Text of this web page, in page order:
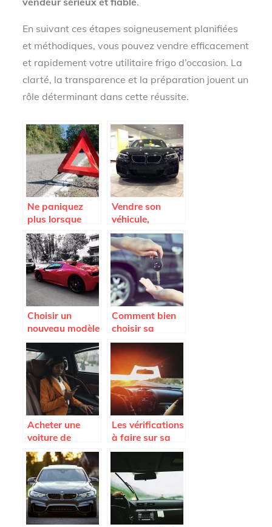
En suivant ces étapes soigneusement planifiées
et méthodiques, vous pouvez vendre efficacement
et rapidement votre utilitaire frigo d’occasion. La
clarté, la transparence et la préparation jouent un
rôle déterminant dans cette réussite.
Ne paniquez
plus lorsque
vous tombez en
panne; appelez
la fourrière
Vendre son
véhicule,
comment faire ?
Choisir un
nouveau modèle
de voiture.
Comment bien
choisir sa
voiture ?
Acheter une
voiture de
seconde main,
focus sur le côté
administratif
Les vérifications
à faire sur sa
voiture pour un